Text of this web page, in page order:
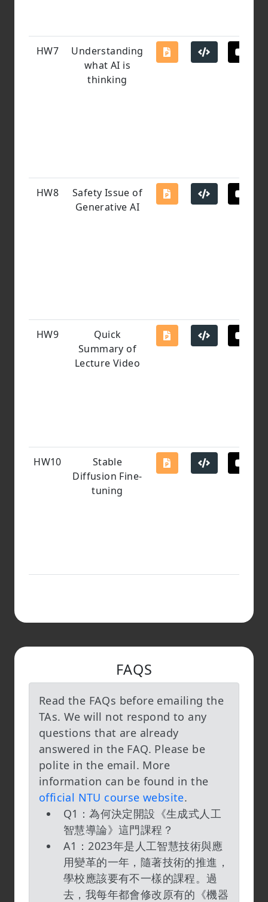
HW7
Understanding
what AI is
thinking
HW8
Safety Issue of
Generative AI
HW9
Quick
Summary of
Lecture Video
HW10
Stable
Diffusion Fine-
tuning
FAQS
Read the FAQs before emailing the
TAs. We will not respond to any
questions that are already
answered in the FAQ. Please be
polite in the email. More
information can be found in the
official NTU course website.
Q1：為何決定開設《生成式人工
智慧導論》這門課程？
A1：2023年是人工智慧技術與應
用變革的一年，隨著技術的推進，
學校應該要有不一樣的課程。過
去，我每年都會修改原有的《機器